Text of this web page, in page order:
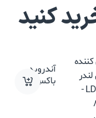
کنید
آندروید
باکس Mi